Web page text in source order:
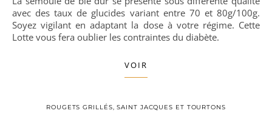
avec des taux de glucides variant entre 70 et 80g/100g.
Soyez vigilant en adaptant la dose à votre régime. Cette
Lotte vous fera oublier les contraintes du diabète.
VOIR
ROUGETS GRILLÉS, SAINT JACQUES ET TOURTONS